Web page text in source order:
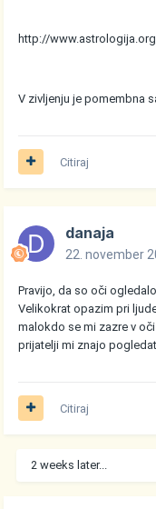
http://
V zivljenju je pomembna
Citiraj
danaja
22. november
Pravijo, da so oči
Velikokrat opazim pri
malokdo se mi zazre v
prijatelji mi znajo
Citiraj
2 weeks later...